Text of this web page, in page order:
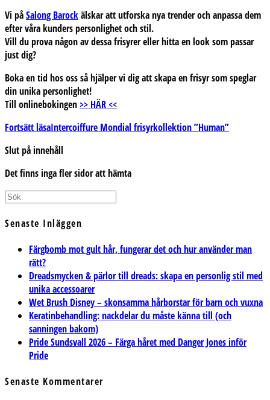
Vi påSalong Barockälskar att utforska nya trender och anpassa dem
efter våra kunders personlighet och stil.
Vill du prova någon av dessa frisyrer eller hitta en look som passar
just dig?
Boka en tid hos oss så hjälper vi dig att skapa en frisyr som speglar
din unika personlighet!
Till onlinebokingen>> HÄR <<
Fortsätt läsaIntercoiffure Mondial frisyrkollektion ”Human”
Slut på innehåll
Det finns inga fler sidor att hämta
Senaste Inläggen
Färgbomb mot gult hår, fungerar det och hur använder man
rätt?
Dreadsmycken & pärlor till dreads: skapa en personlig stil med
unika accessoarer
Wet Brush Disney – skonsamma hårborstar för barn och vuxna
Keratinbehandling: nackdelar du måste känna till (och
sanningen bakom)
Pride Sundsvall 2026 – Färga håret med Danger Jones inför
Pride
Senaste Kommentarer